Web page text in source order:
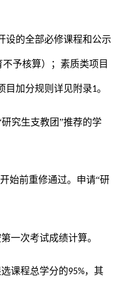
设的全部必修课程和公示
不予核算）；素质类项目
目加分规则详见附录1。
究生支教团”推荐的学
始前重修通过。申请“研
一次考试成绩计算。
课程总学分的95%，其